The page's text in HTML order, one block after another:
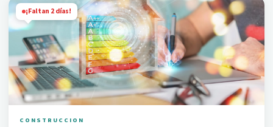
¡Faltan 2 días!
CONSTRUCCION